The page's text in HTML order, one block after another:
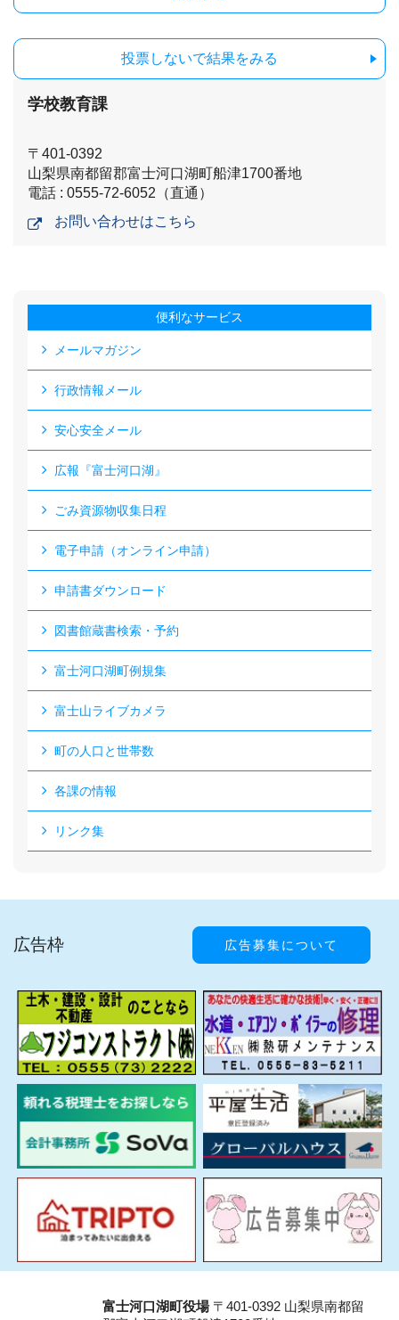
投票しないで結果をみる
学校教育課
〒401-0392
山梨県南都留郡富士河口湖町船津1700番地
電話 : 0555-72-6052（直通）
お問い合わせはこちら
便利なサービス
メールマガジン
行政情報メール
安心安全メール
広報『富士河口湖』
ごみ資源物収集日程
電子申請（オンライン申請）
申請書ダウンロード
図書館蔵書検索・予約
富士河口湖町例規集
富士山ライブカメラ
町の人口と世帯数
各課の情報
リンク集
広告枠 広告募集について
富士河口湖町役場〒401-0392 山梨県南都留